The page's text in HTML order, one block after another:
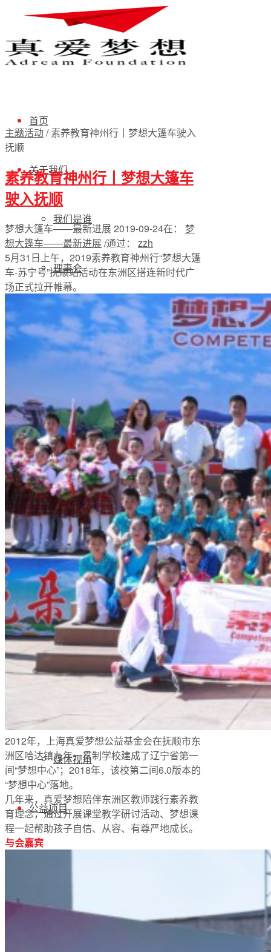
首页
关于我们
我们是谁
理事会
支持我们
公开荣誉
初代追梦人
新闻资讯
年报动态
党政要闻
媒体视角
公益项目
特色项目
主题活动 / 素养教育神州行丨梦想大篷车驶入
抚顺
素养教育神州行丨梦想大篷车
驶入抚顺
梦想大篷车——最新进展2019-09-24在： 梦
想大篷车——最新进展/通过： zzh
5月31日上午，2019素养教育神州行“梦想大篷
车-苏宁号”抚顺站活动在东洲区搭连新时代广
场正式拉开帷幕。
2012年，上海真爱梦想公益基金会在抚顺市东
洲区哈达镇九年一贯制学校建成了辽宁省第一
间“梦想中心”；2018年，该校第二间6.0版本的
“梦想中心”落地。
几年来，真爱梦想陪伴东洲区教师践行素养教
育理念，通过开展课堂教学研讨活动、梦想课
程一起帮助孩子自信、从容、有尊严地成长。
与会嘉宾